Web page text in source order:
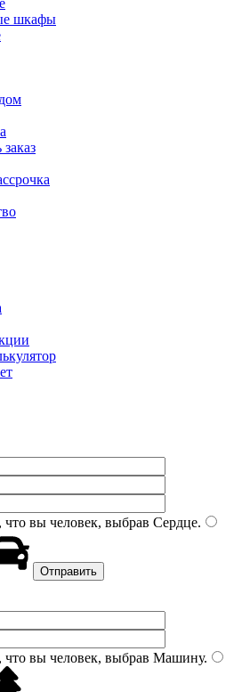
шкафы
вы человек, выбрав Сердце.
вы человек, выбрав Машину.